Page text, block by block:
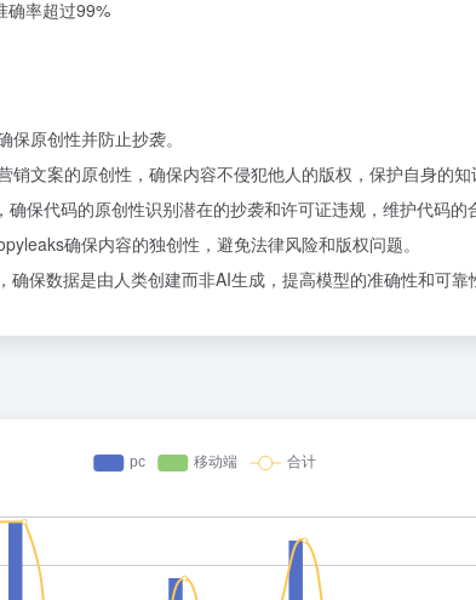
确率超过99%
原创性并防止抄袭。
文案的原创性，确保内容不侵犯他人的版权，保护自身的
保代码的原创性识别潜在的抄袭和许可证违规，维护代码的
确保内容的独创性，避免法律风险和版权问题。
保数据是由人类创建而非AI生成，提高模型的准确性和可靠